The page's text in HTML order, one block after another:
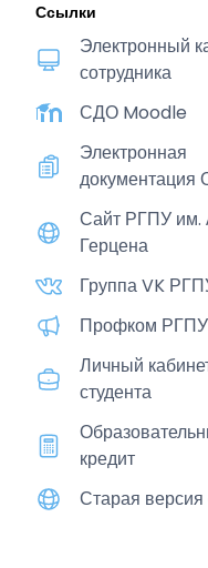
Ссылки
Электронный
сотрудника
СДО Moodle
Электронная
Сайт РГПУ им.
Герцена
Группа VK
Профком РГПУ
Личный
студента
кредит
Старая версия